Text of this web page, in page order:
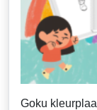
Goku